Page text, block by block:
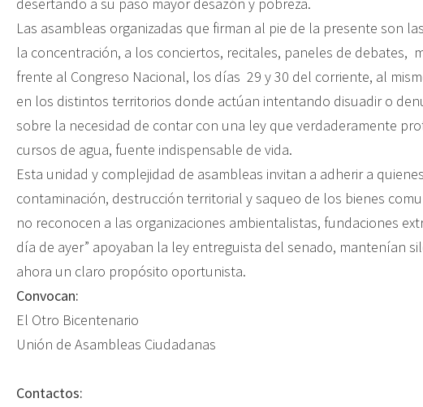
desertando a su paso mayor desazón y pobreza.
Las asambleas organizadas que firman al pie de la presente son
la concentración, a los conciertos, recitales, paneles de debates,
frente al Congreso Nacional, los días 29 y 30 del corriente, al
en los distintos territorios donde actúan intentando disuadir o
sobre la necesidad de contar con una ley que verdaderamente
cursos de agua, fuente indispensable de vida.
Esta unidad y complejidad de asambleas invitan a adherir a
contaminación, destrucción territorial y saqueo de los bienes
no reconocen a las organizaciones ambientalistas, fundaciones
día de ayer” apoyaban la ley entreguista del senado, mantenían
ahora un claro propósito oportunista.
Convocan:
El Otro Bicentenario
Unión de Asambleas Ciudadanas
Contactos: